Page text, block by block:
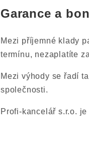
Garance a
Mezi příjemné klady
termínu, nezaplatíte
Mezi výhody se řadí
společnosti.
Profi-kancelář s.r.o.